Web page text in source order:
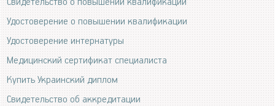
Удостоверение о повышении квалификации
Удостоверение интернатуры
Медицинский сертификат специалиста
Купить Украинский диплом
Свидетельство об аккредитации